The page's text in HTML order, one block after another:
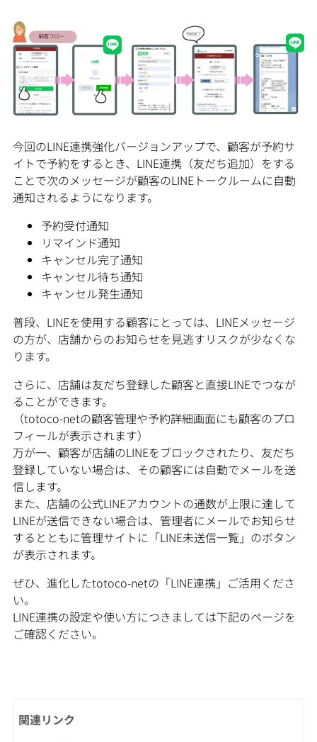
今回のLINE連携強化バージョンアップで、顧客が予約サ
イトで予約をするとき、LINE連携（友だち追加）をする
ことで次のメッセージが顧客のLINEトークルームに自動
通知されるようになります。
予約受付通知
リマインド通知
キャンセル完了通知
キャンセル待ち通知
キャンセル発生通知
普段、LINEを使用する顧客にとっては、LINEメッセージ
の方が、店舗からのお知らせを見逃すリスクが少なくな
ります。
さらに、店舗は友だち登録した顧客と直接LINEでつなが
ることができます。
（totoco-netの顧客管理や予約詳細画面にも顧客のプロ
フィールが表示されます）
万が一、顧客が店舗のLINEをブロックされたり、友だち
登録していない場合は、その顧客には自動でメールを送
信します。
また、店舗の公式LINEアカウントの通数が上限に達して
LINEが送信できない場合は、管理者にメールでお知らせ
するとともに管理サイトに「LINE未送信一覧」のボタン
が表示されます。
ぜひ、進化したtotoco-netの「LINE連携」ご活用くださ
い。
LINE連携の設定や使い方につきましては下記のページを
ご確認ください。
関連リンク